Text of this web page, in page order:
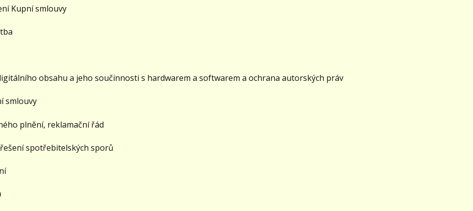
Kupní smlouvy
obsahu a jeho součinnosti s hardwarem a softwarem a ochrana autorských práv
plnění, reklamační řád
spotřebitelských sporů